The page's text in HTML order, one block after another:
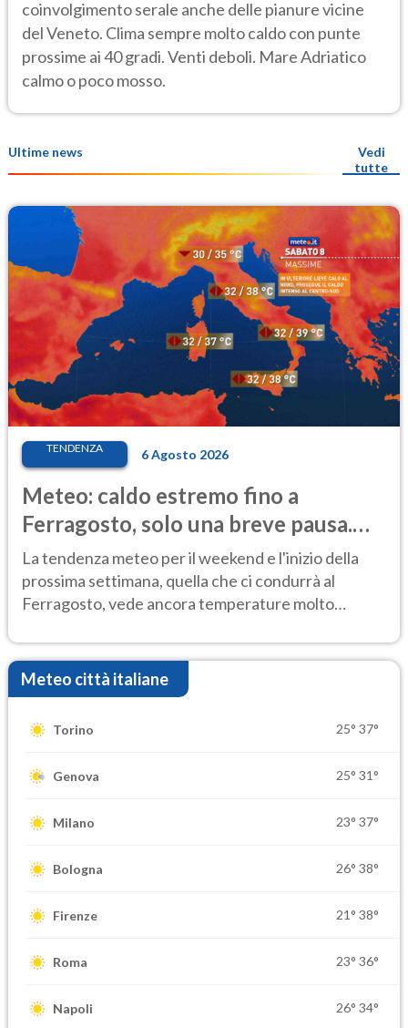
coinvolgimento serale anche delle pianure vicine
del Veneto. Clima sempre molto caldo con punte
prossime ai 40 gradi. Venti deboli. Mare Adriatico
calmo o poco mosso.
Ultime news
Vedi
tutte
TENDENZA 6 Agosto 2026
Meteo: caldo estremo fino a
Ferragosto, solo una breve pausa.
Ecco dove
La tendenza meteo per il weekend e l'inizio della
prossima settimana, quella che ci condurrà al
Ferragosto, vede ancora temperature molto
Meteo città italiane
Torino 25° 37°
Genova 25° 31°
Milano 23° 37°
Bologna 26° 38°
Firenze 21° 38°
Roma 23° 36°
Napoli 26° 34°